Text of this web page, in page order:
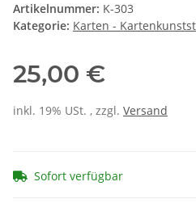
Artikelnummer: K-303
Kategorie: Karten -
25,00 €
inkl. 19% USt. , zzgl. Versand
Sofort verfügbar